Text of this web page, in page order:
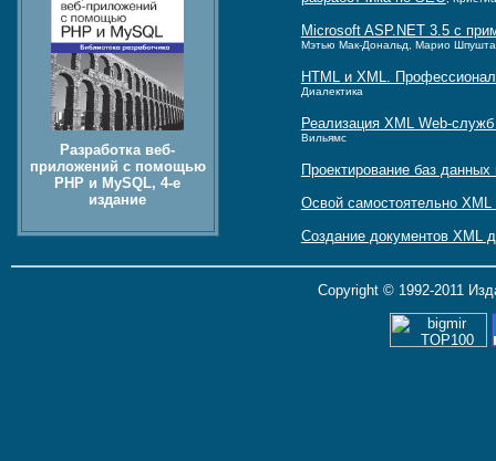
Разработка веб-
приложений с помощью
PHP и MySQL, 4-е
издание
Microsoft ASP.NET 3.5 с
Мэтью Мак-Дональд, Марио
HTML и XML.
Диалектика
Реализация XML Web-
Вильямс
Проектирование баз
Освой самостоятельно
Создание документов XML
Copyright © 1992-2011